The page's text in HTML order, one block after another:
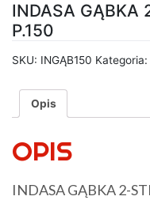
INDASA GĄBKA
P.150
SKU: INGĄB150 Kategoria:
Opis
OPIS
INDASA GĄBKA 2-